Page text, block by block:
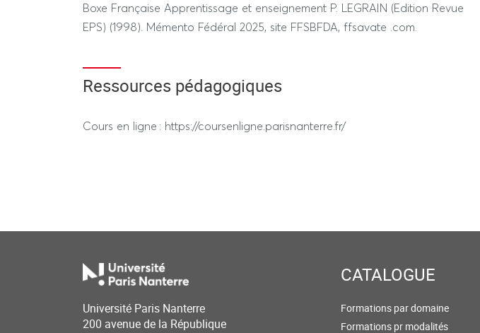
---------------- SESSION 2 ----------------
Évaluation en pratique (50% de la note) : réaliser un ou plusieurs assauts
Évaluation théorique (50% de la note) : Devoir de l’épreuve écrite hors tiers
Boxe Française Apprentissage et enseignement P. LEGRAIN (Edition Revue
EPS) (1998). Mémento Fédéral 2025, site FFSBFDA, ffsavate .com.
Ressources pédagogiques
Cours en ligne : https://coursenligne.parisnanterre.fr/
Université Paris Nanterre
200 avenue de la République
CATALOGUE
Formations par domaine
Formations pr modalités